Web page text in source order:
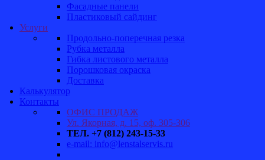
Фасадные панели
Пластиковый сайдинг
Услуги
Продольно-поперечная резка
Рубка металла
Гибка листового металла
Порошковая окраска
Доставка
Калькулятор
Контакты
ОФИС ПРОДАЖ
Ул. Якорная, д. 15, оф. 305-306
ТЕЛ. +7 (812) 243-15-33
e-mail: info@lenstalservis.ru